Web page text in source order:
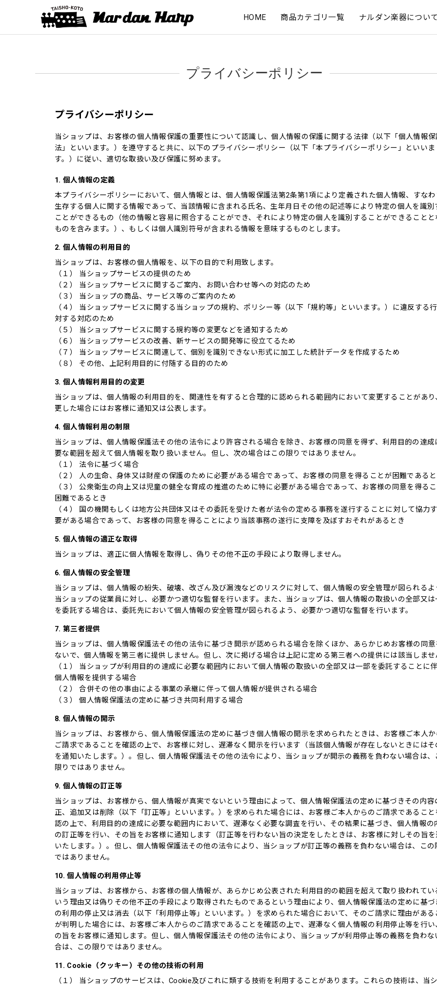
HOME 商品カテゴリ一覧 ナルダン楽器について
プライバシーポリシー
プライバシーポリシー
当ショップは、お客様の個人情報保護の重要性について認識し、個人情報の保護に関する法律（以下「個人情報保
法」といいます。）を遵守すると共に、以下のプライバシーポリシー（以下「本プライバシーポリシー」といいま
す。）に従い、適切な取扱い及び保護に努めます。
1. 個人情報の定義
本プライバシーポリシーにおいて、個人情報とは、個人情報保護法第2条第1項により定義された個人情報、すなわ
生存する個人に関する情報であって、当該情報に含まれる氏名、生年月日その他の記述等により特定の個人を識別
ことができるもの（他の情報と容易に照合することができ、それにより特定の個人を識別することができることと
ものを含みます。）、もしくは個人識別符号が含まれる情報を意味するものとします。
2. 個人情報の利用目的
当ショップは、お客様の個人情報を、以下の目的で利用致します。
（１） 当ショップサービスの提供のため
（２） 当ショップサービスに関するご案内、お問い合わせ等への対応のため
（３） 当ショップの商品、サービス等のご案内のため
（４） 当ショップサービスに関する当ショップの規約、ポリシー等（以下「規約等」といいます。）に違反する
対する対応のため
（５） 当ショップサービスに関する規約等の変更などを通知するため
（６） 当ショップサービスの改善、新サービスの開発等に役立てるため
（７） 当ショップサービスに関連して、個別を識別できない形式に加工した統計データを作成するため
（８） その他、上記利用目的に付随する目的のため
3. 個人情報利用目的の変更
当ショップは、個人情報の利用目的を、関連性を有すると合理的に認められる範囲内において変更することがあり
更した場合にはお客様に通知又は公表します。
4. 個人情報利用の制限
当ショップは、個人情報保護法その他の法令により許容される場合を除き、お客様の同意を得ず、利用目的の達成
要な範囲を超えて個人情報を取り扱いません。但し、次の場合はこの限りではありません。
（１） 法令に基づく場合
（２） 人の生命、身体又は財産の保護のために必要がある場合であって、お客様の同意を得ることが困難である
（３） 公衆衛生の向上又は児童の健全な育成の推進のために特に必要がある場合であって、お客様の同意を得る
困難であるとき
（４） 国の機関もしくは地方公共団体又はその委託を受けた者が法令の定める事務を遂行することに対して協力
要がある場合であって、お客様の同意を得ることにより当該事務の遂行に支障を及ぼすおそれがあるとき
5. 個人情報の適正な取得
当ショップは、適正に個人情報を取得し、偽りその他不正の手段により取得しません。
6. 個人情報の安全管理
当ショップは、個人情報の紛失、破壊、改ざん及び漏洩などのリスクに対して、個人情報の安全管理が図られるよ
当ショップの従業員に対し、必要かつ適切な監督を行います。また、当ショップは、個人情報の取扱いの全部又は
を委託する場合は、委託先において個人情報の安全管理が図られるよう、必要かつ適切な監督を行います。
7. 第三者提供
当ショップは、個人情報保護法その他の法令に基づき開示が認められる場合を除くほか、あらかじめお客様の同
ないで、個人情報を第三者に提供しません。但し、次に掲げる場合は上記に定める第三者への提供には該当しませ
（１） 当ショップが利用目的の達成に必要な範囲内において個人情報の取扱いの全部又は一部を委託することに
個人情報を提供する場合
（２） 合併その他の事由による事業の承継に伴って個人情報が提供される場合
（３） 個人情報保護法の定めに基づき共同利用する場合
8. 個人情報の開示
当ショップは、お客様から、個人情報保護法の定めに基づき個人情報の開示を求められたときは、お客様ご本人か
ご請求であることを確認の上で、お客様に対し、遅滞なく開示を行います（当該個人情報が存在しないときにはそ
を通知いたします。）。但し、個人情報保護法その他の法令により、当ショップが開示の義務を負わない場合は、
限りではありません。
9. 個人情報の訂正等
当ショップは、お客様から、個人情報が真実でないという理由によって、個人情報保護法の定めに基づきその内容
正、追加又は削除（以下「訂正等」といいます。）を求められた場合には、お客様ご本人からのご請求であること
認の上で、利用目的の達成に必要な範囲内において、遅滞なく必要な調査を行い、その結果に基づき、個人情報の
の訂正等を行い、その旨をお客様に通知します（訂正等を行わない旨の決定をしたときは、お客様に対しその旨を
いたします。）。但し、個人情報保護法その他の法令により、当ショップが訂正等の義務を負わない場合は、この
ではありません。
10. 個人情報の利用停止等
当ショップは、お客様から、お客様の個人情報が、あらかじめ公表された利用目的の範囲を超えて取り扱われてい
いう理由又は偽りその他不正の手段により取得されたものであるという理由により、個人情報保護法の定めに基づ
の利用の停止又は消去（以下「利用停止等」といいます。）を求められた場合において、そのご請求に理由がある
が判明した場合には、お客様ご本人からのご請求であることを確認の上で、遅滞なく個人情報の利用停止等を行い
の旨をお客様に通知します。但し、個人情報保護法その他の法令により、当ショップが利用停止等の義務を負わな
合は、この限りではありません。
11. Cookie（クッキー）その他の技術の利用
（１） 当ショップのサービスは、Cookie及びこれに類する技術を利用することがあります。これらの技術は、当